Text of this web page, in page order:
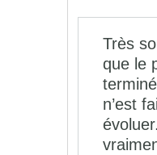
Très
que le
n’est